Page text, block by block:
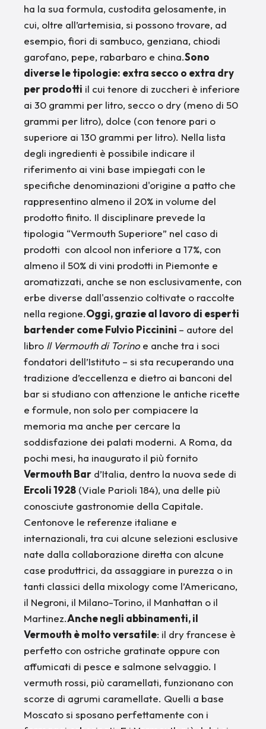
ha la sua formula, custodita gelosamente, in
cui, oltre all’artemisia, si possono trovare, ad
esempio, fiori di sambuco, genziana, chiodi
garofano, pepe, rabarbaro e china.Sono
diverse le tipologie: extra secco o extra dry
per prodotti il cui tenore di zuccheri è inferiore
ai 30 grammi per litro, secco o dry (meno di 50
grammi per litro), dolce (con tenore pari o
superiore ai 130 grammi per litro). Nella lista
degli ingredienti è possibile indicare il
riferimento ai vini base impiegati con le
specifiche denominazioni d'origine a patto che
rappresentino almeno il 20% in volume del
prodotto finito. Il disciplinare prevede la
tipologia “Vermouth Superiore” nel caso di
prodotti con alcool non inferiore a 17%, con
almeno il 50% di vini prodotti in Piemonte e
aromatizzati, anche se non esclusivamente, con
erbe diverse dall'assenzio coltivate o raccolte
nella regione.Oggi, grazie al lavoro di esperti
bartender come Fulvio Piccinini – autore del
libro Il Vermouth di Torinoe anche tra i soci
fondatori dell’Istituto – si sta recuperando una
tradizione d’eccellenza e dietro ai banconi del
bar si studiano con attenzione le antiche ricette
e formule, non solo per compiacere la
memoria ma anche per cercare la
soddisfazione dei palati moderni. A Roma, da
pochi mesi, ha inaugurato il più fornito
Vermouth Bar d’Italia, dentro la nuova sede di
Ercoli 1928 (Viale Parioli 184), una delle più
conosciute gastronomie della Capitale.
Centonove le referenze italiane e
internazionali, tra cui alcune selezioni esclusive
nate dalla collaborazione diretta con alcune
case produttrici, da assaggiare in purezza o in
tanti classici della mixology come l’Americano,
il Negroni, il Milano-Torino, il Manhattan o il
Martinez.Anche negli abbinamenti, il
Vermouth è molto versatile: il dry francese è
perfetto con ostriche gratinate oppure con
affumicati di pesce e salmone selvaggio. I
vermuth rossi, più caramellati, funzionano con
scorze di agrumi caramellate. Quelli a base
Moscato si sposano perfettamente con i